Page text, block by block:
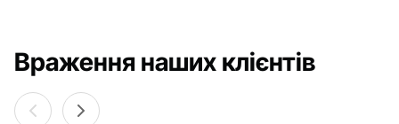
Враження наших клієнтів